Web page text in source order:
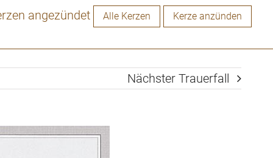
angezündet Alle Kerzen Kerze anzünden
Nächster Trauerfall